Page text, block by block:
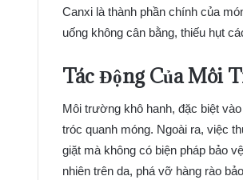
Canxi là thành phần chính của
uống không cân bằng, thiếu hụt
Tác Động Của Môi
Môi trường khô hanh, đặc biệt
tróc quanh móng. Ngoài ra, việc
giặt mà không có biện pháp bảo
nhiên trên da, phá vỡ hàng rào